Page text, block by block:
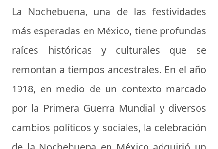
La Nochebuena, una de las festividades
más esperadas en México, tiene profundas
raíces históricas y culturales que se
remontan a tiempos ancestrales. En el año
1918, en medio de un contexto marcado
por la Primera Guerra Mundial y diversos
cambios políticos y sociales, la celebración